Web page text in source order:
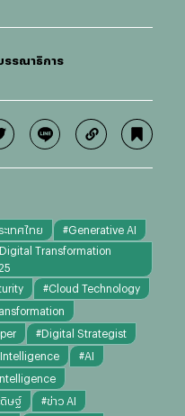
รรณาธิการ
เทศไทย #Generative AI
Transformation
#Cloud Technology
#Digital Strategist
#AI
ษฐ์ #ข่าว AI